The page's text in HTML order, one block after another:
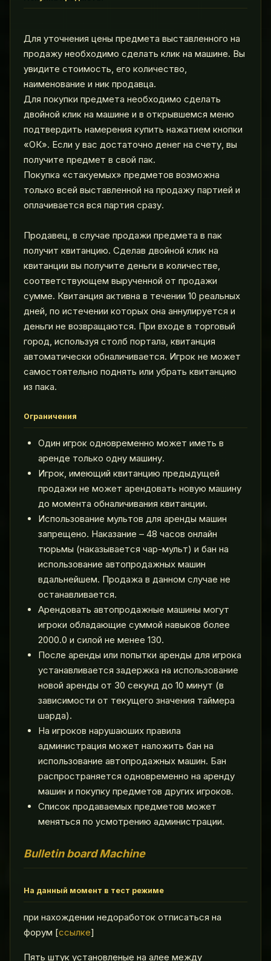
Для уточнения цены предмета выставленного на
продажу необходимо сделать клик на машине. Вы
увидите стоимость, его количество,
наименование и ник продавца.
Для покупки предмета необходимо сделать
двойной клик на машине и в открывшемся меню
подтвердить намерения купить нажатием кнопки
«ОК». Если у вас достаточно денег на счету, вы
получите предмет в свой пак.
Покупка «стакуемых» предметов возможна
только всей выставленной на продажу партией и
оплачивается вся партия сразу.
Продавец, в случае продажи предмета в пак
получит квитанцию. Сделав двойной клик на
квитанции вы получите деньги в количестве,
соответствующем вырученной от продажи
сумме. Квитанция активна в течении 10 реальных
дней, по истечении которых она аннулируется и
деньги не возвращаются. При входе в торговый
город, используя столб портала, квитанция
автоматически обналичивается. Игрок не может
самостоятельно поднять или убрать квитанцию
из пака.
Ограничения
Один игрок одновременно может иметь в
аренде только одну машину.
Игрок, имеющий квитанцию предыдущей
продажи не может арендовать новую машину
до момента обналичивания квитанции.
Использование мультов для аренды машин
запрещено. Наказание – 48 часов онлайн
тюрьмы (наказывается чар-мульт) и бан на
использование автопродажных машин
вдальнейшем. Продажа в данном случае не
останавливается.
Арендовать автопродажные машины могут
игроки обладающие суммой навыков более
2000.0 и силой не менее 130.
После аренды или попытки аренды для игрока
устанавливается задержка на использование
новой аренды от 30 секунд до 10 минут (в
зависимости от текущего значения таймера
шарда).
На игроков нарушаюших правила
администрация может наложить бан на
использование автопродажных машин. Бан
распространяется одновременно на аренду
машин и покупку предметов других игроков.
Список продаваемых предметов может
меняться по усмотрению администрации.
Вulletin board Machine
На данный момент в тест режиме
при нахождении недоработок отписаться на
форум [ссылке]
Пять штук установленые на алее между